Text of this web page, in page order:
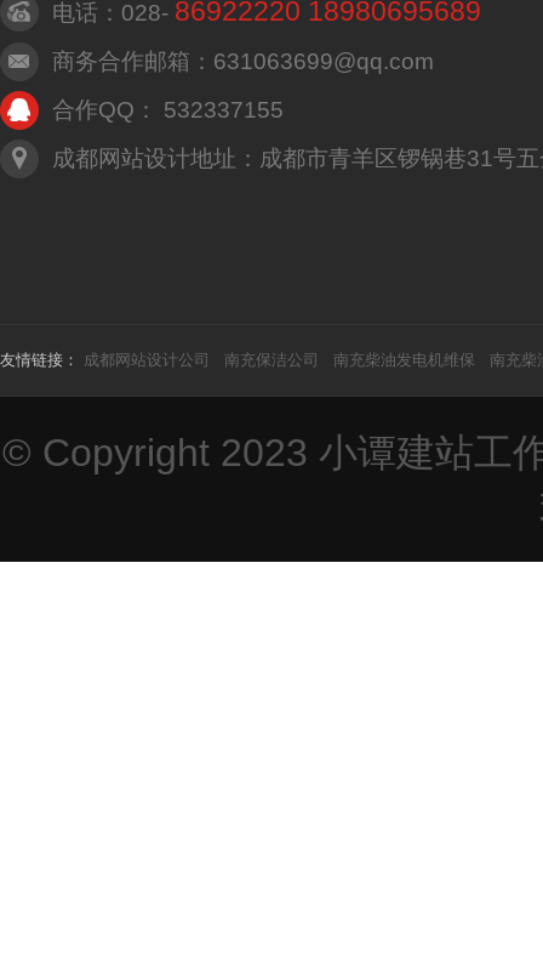
电话：028- 86922220 18980695689
商务合作邮箱：631063699@qq.com
合作QQ： 532337155
成都网站设计地址：成都市青羊区锣锅巷31号
友情链接： 成都网站设计公司 南充保洁公司 南充柴油发电机维保 南充柴
© Copyright 2023 小谭建站工